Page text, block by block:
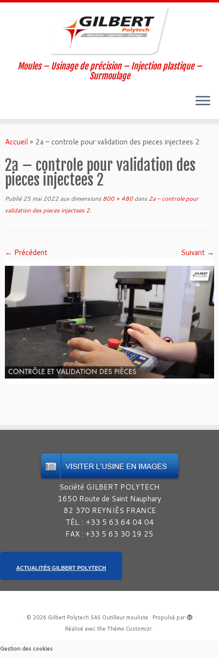
au
Moules – Usinage de précision – Injection plastique –
Surmoulage
Accueil » 2a – controle pour validation des pieces injectees 2
2a – controle pour validation des
pieces injectees 2
Publié 25 mai 2022 aux dimensions 800 × 480dans 2a – controle pour
validation des pieces injectees 2.
← Précédent Suivant →
Société GILBERT POLYTECH
1650 Route de Saint Nauphary
82 370 REYNIÈS FRANCE
TÉL. : +33 5 63 64 04 04
FAX : +33 5 63 30 19 25
ACTUALITÉS GILBERT POLYTECH
· © 2026 Gilbert Polytech SAS Outilleur mouliste · Propulsé par
·
Réalisé avec the Thème Customizr·
Gestion des cookies